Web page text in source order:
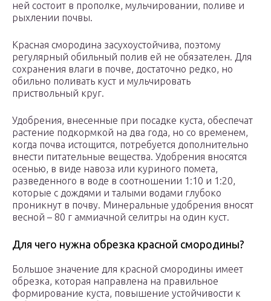
ней состоит в прополке, мульчировании, поливе и
рыхлении почвы.
Красная смородина засухоустойчива, поэтому
регулярный обильный полив ей не обязателен. Для
сохранения влаги в почве, достаточно редко, но
обильно поливать куст и мульчировать
приствольный круг.
Удобрения, внесенные при посадке куста, обеспечат
растение подкормкой на два года, но со временем,
когда почва истощится, потребуется дополнительно
внести питательные вещества. Удобрения вносятся
осенью, в виде навоза или куриного помета,
разведенного в воде в соотношении 1:10 и 1:20,
которые с дождями и талыми водами глубоко
проникнут в почву. Минеральные удобрения вносят
весной – 80 г аммиачной селитры на один куст.
Для чего нужна обрезка красной смородины?
Большое значение для красной смородины имеет
обрезка, которая направлена на правильное
формирование куста, повышение устойчивости к